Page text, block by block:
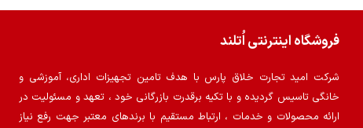
فروشگاه اینترنتی اُتلند
شرکت امید تجارت خلاق پارس با هدف تامین تجهیزات اداری، آموزشی و
خانگی تاسیس گردیده و با تکیه برقدرت بازرگانی خود ، تعهد و مسئولیت در
ارائه محصولات و خدمات ، ارتباط مستقیم با برندهای معتبر جهت رفع نیاز